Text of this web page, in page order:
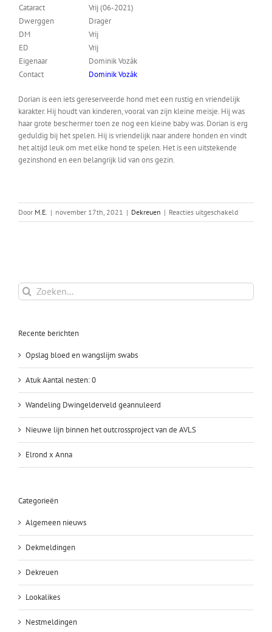
Cataract
Vrij (06-2021)
Dwerggen
Drager
DM
Vrij
ED
Vrij
Eigenaar
Dominik Vozák
Contact
Dominik Vozák
Dorian is een iets gereserveerde hond met een rustig en vriendelijk
karakter. Hij houdt van kinderen, vooral van zijn kleine meisje. Hij was
haar grote beschermer toen ze nog een kleine baby was. Dorian is erg
geduldig bij het spelen. Hij is vriendelijk naar andere honden en vindt
het altijd leuk om met elke hond te spelen. Het is een uitstekende
gezinshond en een belangrijk lid van ons gezin.
Door M.E. | november 17th, 2021 | Dekreuen | Reacties uitgeschakeldvoor
Dorian.
Zoeken
naar:
Recente berichten
Opslag bloed en wangslijm swabs
Atuk Aantal nesten: 0
Wandeling Dwingelderveld geannuleerd
Nieuwe lijn binnen het outcrossproject van de AVLS
Elrond x Anna
Categorieën
Algemeen nieuws
Dekmeldingen
Dekreuen
Lookalikes
Nestmeldingen